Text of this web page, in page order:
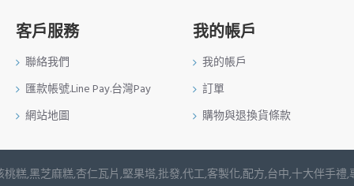
客戶服務
聯絡我們
匯款帳號.Line Pay.台灣Pay
網站地圖
我的帳戶
我的帳戶
訂單
購物與退換貨條款
桃糕,黑芝麻糕,杏仁瓦片,堅果塔,批發,代工,客製化,配方,台中,十大伴手禮,